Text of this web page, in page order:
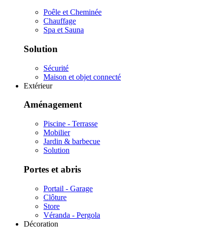
Poêle et Cheminée
Chauffage
Spa et Sauna
Solution
Sécurité
Maison et objet connecté
Extérieur
Aménagement
Piscine - Terrasse
Mobilier
Jardin & barbecue
Solution
Portes et abris
Portail - Garage
Clôture
Store
Véranda - Pergola
Décoration